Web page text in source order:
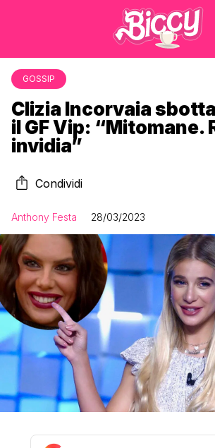
GOSSIP
Clizia Incorvaia
il GF Vip: “Mitomane.
invidia”
Condividi
Anthony Festa 28/03/2023